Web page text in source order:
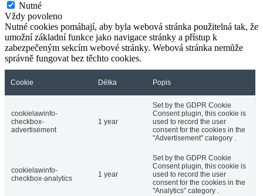
Nutné
Vždy povoleno
Nutné cookies pomáhají, aby byla webová stránka použitelná tak, že
umožní základní funkce jako navigace stránky a přístup k
zabezpečeným sekcím webové stránky. Webová stránka nemůže
správně fungovat bez těchto cookies.
Cookie Délka Popis
cookielawinfo-
checkbox-
advertisement
1 year
Set by the GDPR Cookie
Consent plugin, this cookie is
used to record the user
consent for the cookies in the
"Advertisement" category .
cookielawinfo-
checkbox-analytics
1 year
Set by the GDPR Cookie
Consent plugin, this cookie is
used to record the user
consent for the cookies in the
"Analytics" category .